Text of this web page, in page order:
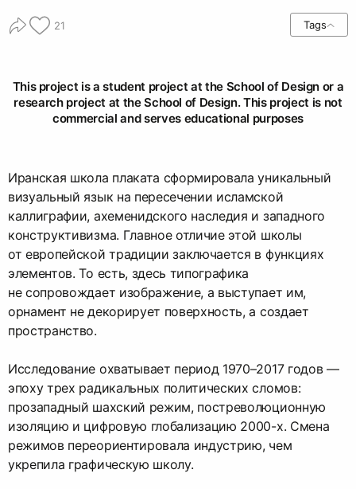
21 Tags
This project is a student project at the School of Design or a
research project at the School of Design. This project is not
commercial and serves educational purposes
Иранская школа плаката сформировала уникальный
визуальный язык на пересечении исламской
каллиграфии, ахеменидского наследия и западного
конструктивизма. Главное отличие этой школы
от европейской традиции заключается в функциях
элементов. То есть, здесь типографика
не сопровождает изображение, а выступает им,
орнамент не декорирует поверхность, а создает
пространство.
Исследование охватывает период 1970–2017 годов —
эпоху трех радикальных политических сломов:
прозападный шахский режим, постреволюционную
изоляцию и цифровую глобализацию 2000-х. Смена
режимов переориентировала индустрию, чем
укрепила графическую школу.